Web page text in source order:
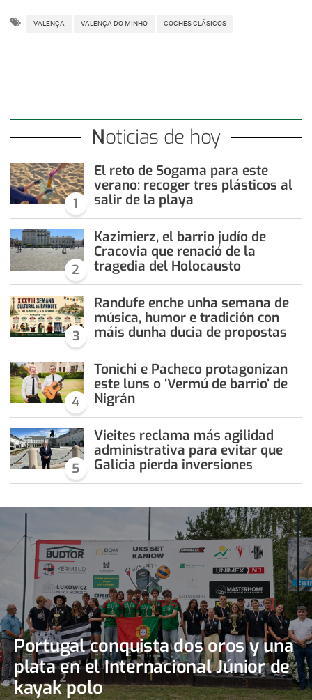
VALENÇA VALENÇA DO MINHO COCHES CLÁSICOS
Noticias de hoy
1
El reto de Sogama para este
verano: recoger tres plásticos al
salir de la playa
2
Kazimierz, el barrio judío de
Cracovia que renació de la
tragedia del Holocausto
3
Randufe enche unha semana de
música, humor e tradición con
máis dunha ducia de propostas
4
Tonichi e Pacheco protagonizan
este luns o ‘Vermú de barrio’ de
Nigrán
5
Vieites reclama más agilidad
administrativa para evitar que
Galicia pierda inversiones
Portugal conquista dos oros y una
plata en el Internacional Júnior de
kayak polo